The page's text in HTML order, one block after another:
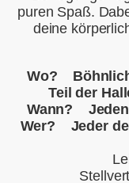
puren Spaß.
deine
Wo?
Teil der
Wann? Jeden
Wer? Jeder